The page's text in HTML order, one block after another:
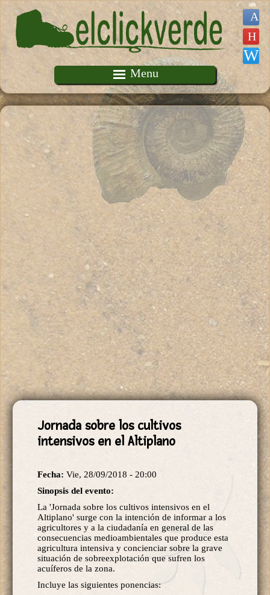
Pasar al contenido principal
Menu
Jornada sobre los cultivos
intensivos en el Altiplano
Fecha: Vie, 28/09/2018 - 20:00
Sinopsis del evento:
La 'Jornada sobre los cultivos intensivos en el
Altiplano' surge con la intención de informar a los
agricultores y a la ciudadanía en general de las
consecuencias medioambientales que produce esta
agricultura intensiva y concienciar sobre la grave
situación de sobreexplotación que sufren los
acuíferos de la zona.
Incluye las siguientes ponencias: